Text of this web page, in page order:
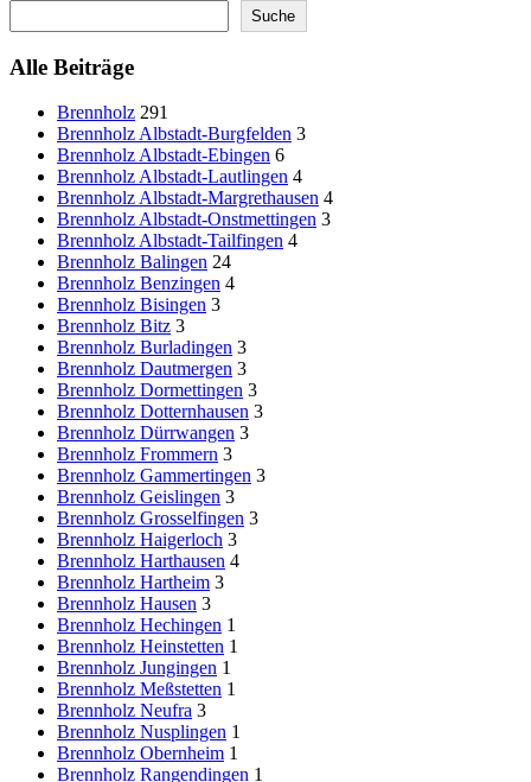
Suche
Alle Beiträge
Brennholz 291
Brennholz Albstadt-Burgfelden 3
Brennholz Albstadt-Ebingen 6
Brennholz Albstadt-Lautlingen 4
Brennholz Albstadt-Margrethausen 4
Brennholz Albstadt-Onstmettingen 3
Brennholz Albstadt-Tailfingen 4
Brennholz Balingen 24
Brennholz Benzingen 4
Brennholz Bisingen 3
Brennholz Bitz 3
Brennholz Burladingen 3
Brennholz Dautmergen 3
Brennholz Dormettingen 3
Brennholz Dotternhausen 3
Brennholz Dürrwangen 3
Brennholz Frommern 3
Brennholz Gammertingen 3
Brennholz Geislingen 3
Brennholz Grosselfingen 3
Brennholz Haigerloch 3
Brennholz Harthausen 4
Brennholz Hartheim 3
Brennholz Hausen 3
Brennholz Hechingen 1
Brennholz Heinstetten 1
Brennholz Jungingen 1
Brennholz Meßstetten 1
Brennholz Neufra 3
Brennholz Nusplingen 1
Brennholz Obernheim 1
Brennholz Rangendingen 1